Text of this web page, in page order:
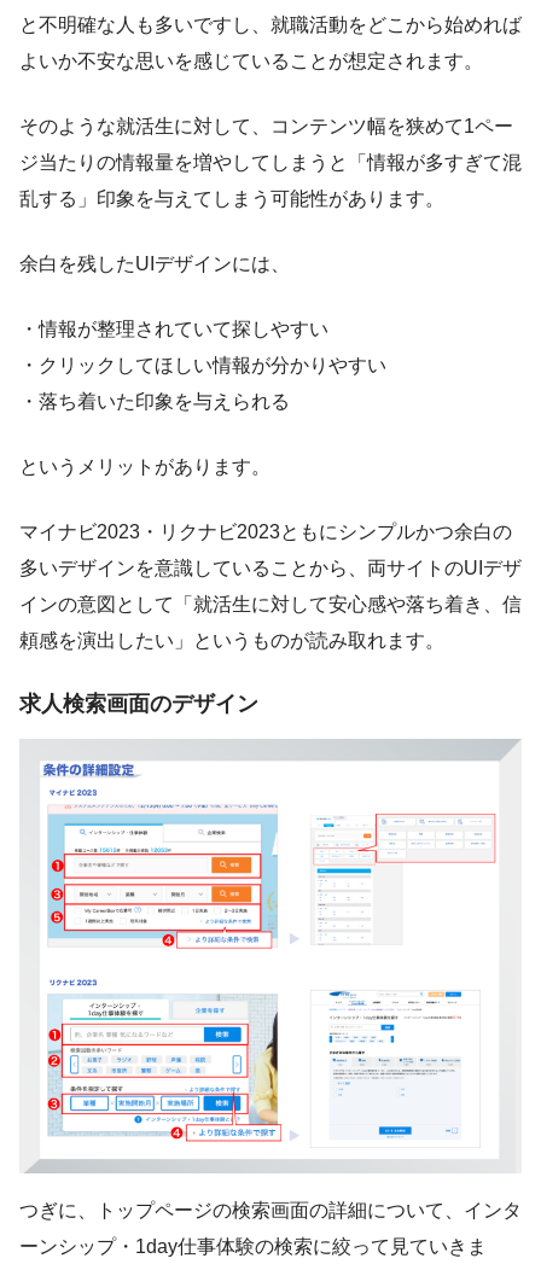
と不明確な人も多いですし、就職活動をどこから始めれば
よいか不安な思いを感じていることが想定されます。
そのような就活生に対して、コンテンツ幅を狭めて1ペー
ジ当たりの情報量を増やしてしまうと「情報が多すぎて混
乱する」印象を与えてしまう可能性があります。
余白を残したUIデザインには、
・情報が整理されていて探しやすい
・クリックしてほしい情報が分かりやすい
・落ち着いた印象を与えられる
というメリットがあります。
マイナビ2023・リクナビ2023ともにシンプルかつ余白の
多いデザインを意識していることから、両サイトのUIデザ
インの意図として「就活生に対して安心感や落ち着き、信
頼感を演出したい」というものが読み取れます。
求人検索画面のデザイン
つぎに、トップページの検索画面の詳細について、インタ
ーンシップ・1day仕事体験の検索に絞って見ていきま